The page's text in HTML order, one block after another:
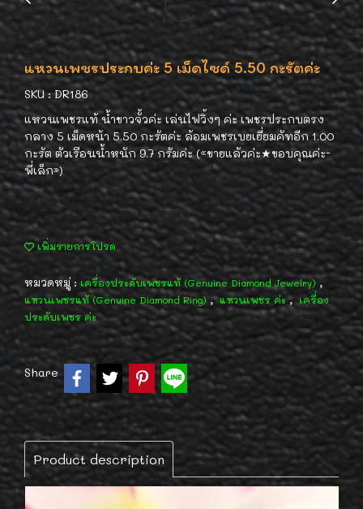
แหวนเพชรประกบค่ะ 5 เม็ดไซด์ 5.50 กะรัตค่ะ
SKU : DR186
แหวนเพชรแท้ น้ำขาวจั้วค่ะ เล่นไฟวิ้งๆ ค่ะ เพชรประกบตรง
กลาง 5 เม็ดหน้า 5.50 กะรัตค่ะ ล้อมเพชรเบยเยี่ยมคัทอีก 1.00
กะรัต ตัวเรือนน้ำหนัก 9.7 กรัมค่ะ («ขายแล้วค่ะ★ขอบคุณค่ะ-
พี่เล็ก»)
เพิ่มรายการโปรด
หมวดหมู่ : เครื่องประดับเพชรแท้ (Genuine Diamond Jewelry) ,
แหวนเพชรแท้ (Genuine Diamond Ring) , แหวนเพชร ค่ะ, เครื่อง
ประดับเพชร ค่ะ
Share
Product description